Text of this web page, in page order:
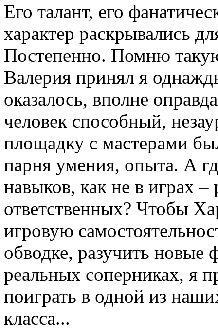
Его талант, его
характер раскрывались
Постепенно. Помню
Валерия принял я
оказалось, вполне
человек способный,
площадку с мастерами
парня умения, опыта. А
навыков, как не в играх
ответственных? Чтобы
игровую
обводке, разучить новые
реальных соперниках, я
поиграть в одной из
класса...